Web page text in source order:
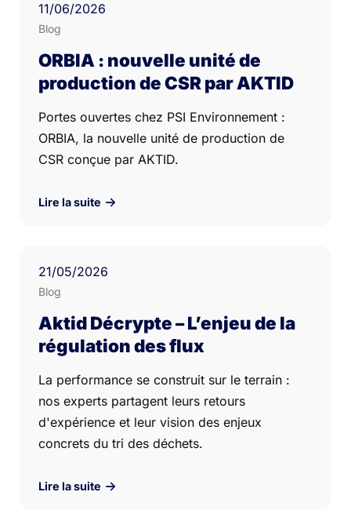
11/06/2026
Blog
ORBIA : nouvelle unité de
production de CSR par AKTID
Portes ouvertes chez PSI Environnement :
ORBIA, la nouvelle unité de production de
CSR conçue par AKTID.
Lire la suite
21/05/2026
Blog
Aktid Décrypte – L’enjeu de la
régulation des flux
La performance se construit sur le terrain :
nos experts partagent leurs retours
d'expérience et leur vision des enjeux
concrets du tri des déchets.
Lire la suite